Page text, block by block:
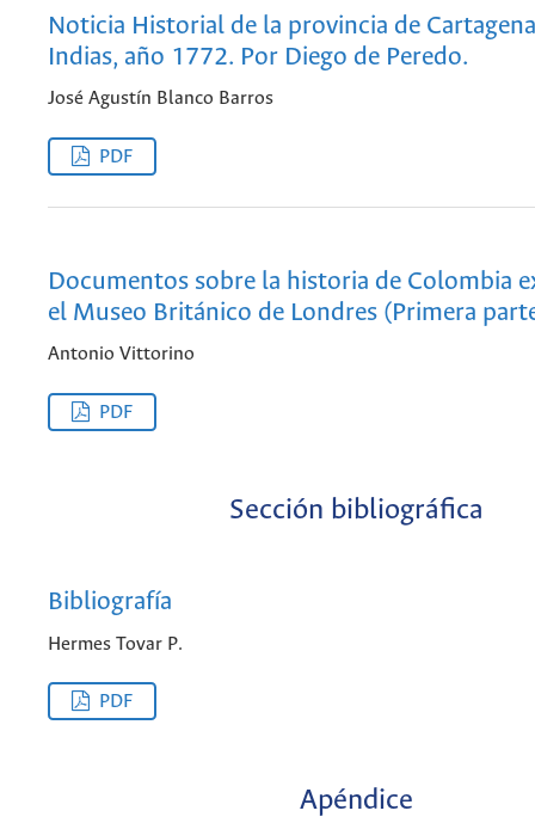
Noticia Historial de la provincia de
Indias, año 1772. Por Diego de Peredo.
José Agustín Blanco Barros
PDF
Documentos sobre la historia de Colombia
el Museo Británico de Londres (Primera
Antonio Vittorino
PDF
Sección bibliográfica
Bibliografía
Hermes Tovar P.
PDF
Apéndice